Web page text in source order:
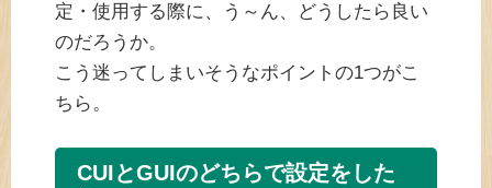
定・使用する際に、う～ん、どうしたら良い
のだろうか。
こう迷ってしまいそうなポイントの1つがこ
ちら。
CUIとGUIのどちらで設定をした